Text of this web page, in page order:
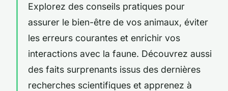
Explorez des conseils pratiques pour
assurer le bien-être de vos animaux, éviter
les erreurs courantes et enrichir vos
interactions avec la faune. Découvrez aussi
des faits surprenants issus des dernières
recherches scientifiques et apprenez à